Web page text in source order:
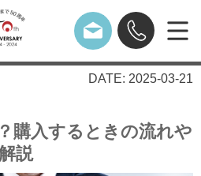
DATE: 2025-03-21
購入するときの流れや
説